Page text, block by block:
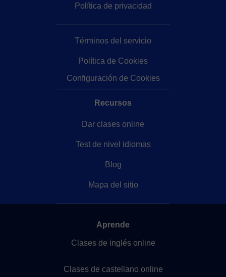
Política de privacidad
Términos del servicio
Política de Cookies
Configuración de Cookies
Recursos
Dar clases online
Test de nivel idiomas
Blog
Mapa del sitio
Aprende
Clases de inglés online
Clases de castellano online